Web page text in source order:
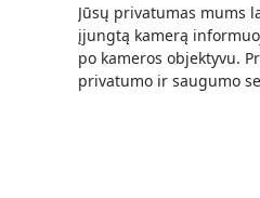
Jūsų privatumas mums
įjungtą kamerą
po kameros objektyvu.
privatumo ir saugumo